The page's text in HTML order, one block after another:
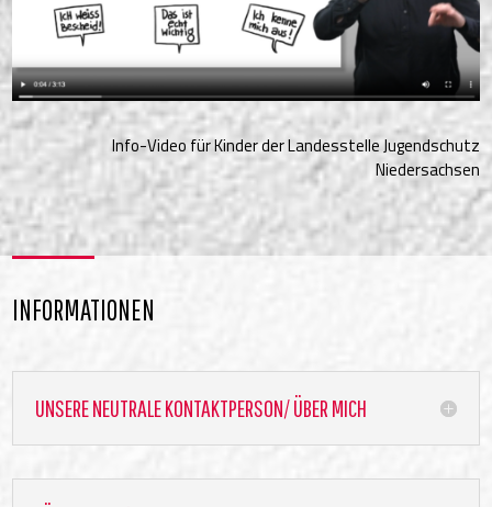
Info-Video für Kinder der Landesstelle Jugendschutz
Niedersachsen
INFORMATIONEN
UNSERE NEUTRALE KONTAKTPERSON/ ÜBER MICH